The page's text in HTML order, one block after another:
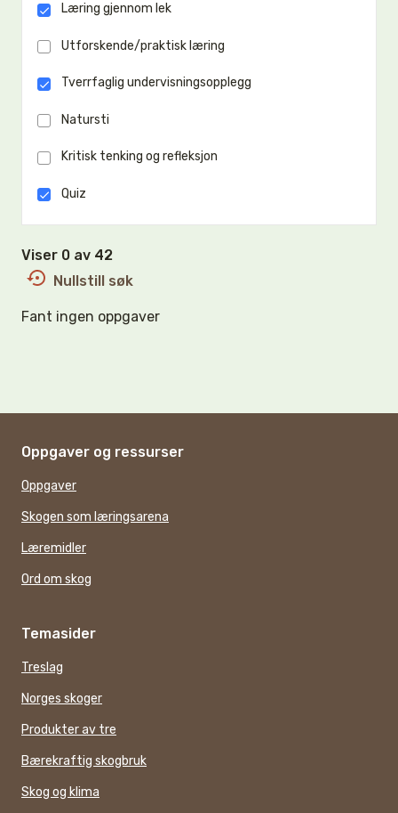
Læring gjennom lek
Utforskende/praktisk læring
Tverrfaglig undervisningsopplegg
Natursti
Kritisk tenking og refleksjon
Quiz
Viser 0 av 42
Nullstill søk
Fant ingen oppgaver
Oppgaver og ressurser
Oppgaver
Skogen som læringsarena
Læremidler
Ord om skog
Temasider
Treslag
Norges skoger
Produkter av tre
Bærekraftig skogbruk
Skog og klima